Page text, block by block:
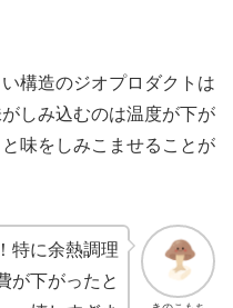
構造のジオプロダクトは
しみ込むのは温度が下が
味をしみこませることが
特に余熱調理
が下がったと